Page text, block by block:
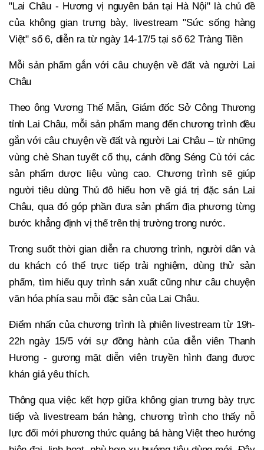
"Lai Châu - Hương vị nguyên bản tại Hà Nội" là chủ đề
của không gian trưng bày, livestream "Sức sống hàng
Việt" số 6, diễn ra từ ngày 14-17/5 tại số 62 Tràng Tiền
Mỗi sản phẩm gắn với câu chuyện về đất và người Lai
Châu
Theo ông Vương Thế Mẫn, Giám đốc Sở Công Thương
tỉnh Lai Châu, mỗi sản phẩm mang đến chương trình đều
gắn với câu chuyện về đất và người Lai Châu – từ những
vùng chè Shan tuyết cổ thụ, cánh đồng Séng Cù tới các
sản phẩm dược liệu vùng cao. Chương trình sẽ giúp
người tiêu dùng Thủ đô hiểu hơn về giá trị đặc sản Lai
Châu, qua đó góp phần đưa sản phẩm địa phương từng
bước khẳng định vị thế trên thị trường trong nước.
Trong suốt thời gian diễn ra chương trình, người dân và
du khách có thể trực tiếp trải nghiệm, dùng thử sản
phẩm, tìm hiểu quy trình sản xuất cũng như câu chuyện
văn hóa phía sau mỗi đặc sản của Lai Châu.
Điểm nhấn của chương trình là phiên livestream từ 19h-
22h ngày 15/5 với sự đồng hành của diễn viên Thanh
Hương - gương mặt diễn viên truyền hình đang được
khán giả yêu thích.
Thông qua việc kết hợp giữa không gian trưng bày trực
tiếp và livestream bán hàng, chương trình cho thấy nỗ
lực đổi mới phương thức quảng bá hàng Việt theo hướng